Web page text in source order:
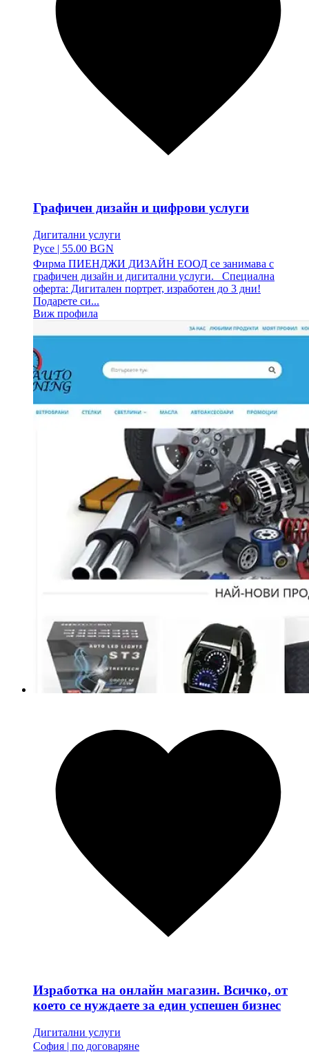
Графичен дизайн и цифрови услуги
Дигитални услуги
Русе | 55.00 BGN
Фирма ПИЕНДЖИ ДИЗАЙН ЕООД се занимава с
графичен дизайн и дигитални услуги. Специална
оферта: Дигитален портрет, изработен до 3 дни!
Подарете си...
Виж профила
Изработка на онлайн магазин. Всичко, от
което се нуждаете за един успешен бизнес
Дигитални услуги
София | по договаряне